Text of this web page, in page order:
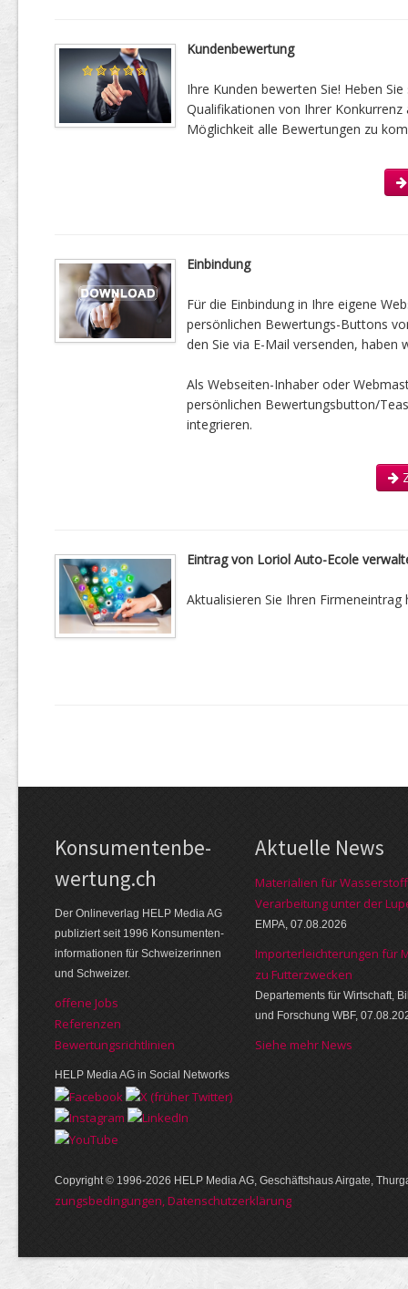
Kundenbewertung
Ihre Kunden bewerten Sie! Heben
Qualifikationen von Ihrer Konkurrenz
Möglichkeit alle Bewertungen zu
Einbindung
Für die Einbindung in Ihre eigene
persönlichen Bewertungs-Buttons
den Sie via E-Mail versenden, haben
Als Webseiten-Inhaber oder
persönlichen Bewertungsbutton/
integrieren.
Eintrag von Loriol Auto-Ecole
Aktualisieren Sie Ihren Firmeneintrag
Kon­su­menten­be­
wer­tung.ch
Der Online­verlag HELP Media AG
publi­ziert seit 1996 Kon­su­menten­
infor­mationen für Schwei­zerinnen
und Schweizer.
offene Jobs
Referenzen
Bewer­tungs­richt­linien
HELP Media AG in Social Networks
Aktuelle News
Materialien für
Verarbeitung unter der
EMPA, 07.08.2026
Importerleichterungen für
zu Futterzwecken
Departements für Wirtschaft,
und Forschung WBF,
Siehe mehr News
Copyright © 1996-2026 HELP Media AG, Geschäftshaus Airgate,
zungs­bedin­gungen, Daten­schutz­er­klärung